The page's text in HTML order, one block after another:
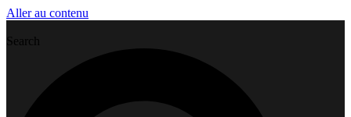
Aller au contenu
Search